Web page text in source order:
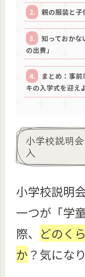
親の服装と子
知っておかな
の出費」
まとめ：事
キの入学式を迎え
小学校説明
入
小学校説明
一つが「学
際、 どのく
か ？気にな